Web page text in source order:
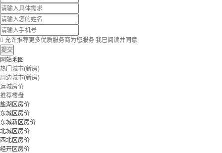
 允许推荐更多优质服务商为您服务 我已阅读并同意
提交
网站地图
热门城市(新房)
周边城市(新房)
运城房价
推荐楼盘
盐湖区房价
东城区房价
东城新区房价
北城区房价
西北区房价
经开区房价